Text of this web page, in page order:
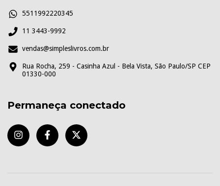
5511992220345
11 3443-9992
vendas@simpleslivros.com.br
Rua Rocha, 259 - Casinha Azul - Bela Vista, São Paulo/SP CEP
01330-000
Permaneça conectado